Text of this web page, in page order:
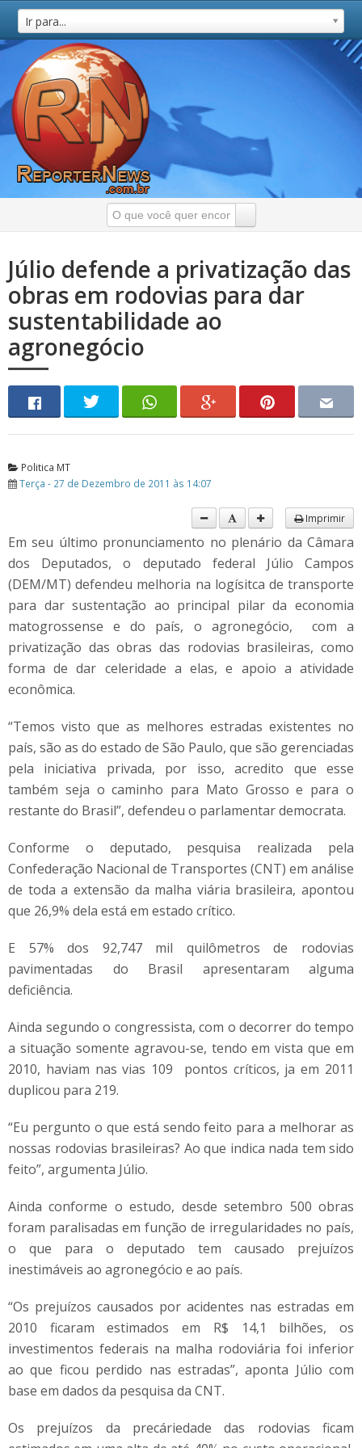
Ir para...
Júlio defende a privatização das
obras em rodovias para dar
sustentabilidade ao
agronegócio
Politica MT
Terça - 27 de Dezembro de 2011 às 14:07
Imprimir
Em seu último pronunciamento no plenário da Câmara
dos Deputados, o deputado federal Júlio Campos
(DEM/MT) defendeu melhoria na logísitca de transporte
para dar sustentação ao principal pilar da economia
matogrossense e do país, o agronegócio, com a
privatização das obras das rodovias brasileiras, como
forma de dar celeridade a elas, e apoio a atividade
econômica.
“Temos visto que as melhores estradas existentes no
país, são as do estado de São Paulo, que são gerenciadas
pela iniciativa privada, por isso, acredito que esse
também seja o caminho para Mato Grosso e para o
restante do Brasil”, defendeu o parlamentar democrata.
Conforme o deputado, pesquisa realizada pela
Confederação Nacional de Transportes (CNT) em análise
de toda a extensão da malha viária brasileira, apontou
que 26,9% dela está em estado crítico.
E 57% dos 92,747 mil quilômetros de rodovias
pavimentadas do Brasil apresentaram alguma
deficiência.
Ainda segundo o congressista, com o decorrer do tempo
a situação somente agravou-se, tendo em vista que em
2010, haviam nas vias 109 pontos críticos, ja em 2011
duplicou para 219.
“Eu pergunto o que está sendo feito para a melhorar as
nossas rodovias brasileiras? Ao que indica nada tem sido
feito”, argumenta Júlio.
Ainda conforme o estudo, desde setembro 500 obras
foram paralisadas em função de irregularidades no país,
o que para o deputado tem causado prejuízos
inestimáveis ao agronegócio e ao país.
“Os prejuízos causados por acidentes nas estradas em
2010 ficaram estimados em R$ 14,1 bilhões, os
investimentos federais na malha rodoviária foi inferior
ao que ficou perdido nas estradas”, aponta Júlio com
base em dados da pesquisa da CNT.
Os prejuízos da precáriedade das rodovias ficam